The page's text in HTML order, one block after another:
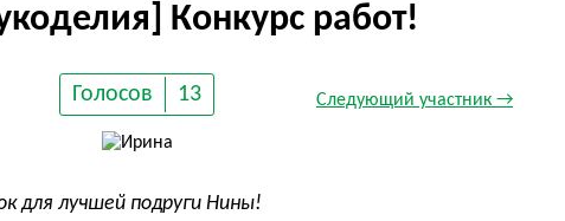
Конкурс работ!
Голосов 13 Следующий участник →
для лучшей подруги Нины!